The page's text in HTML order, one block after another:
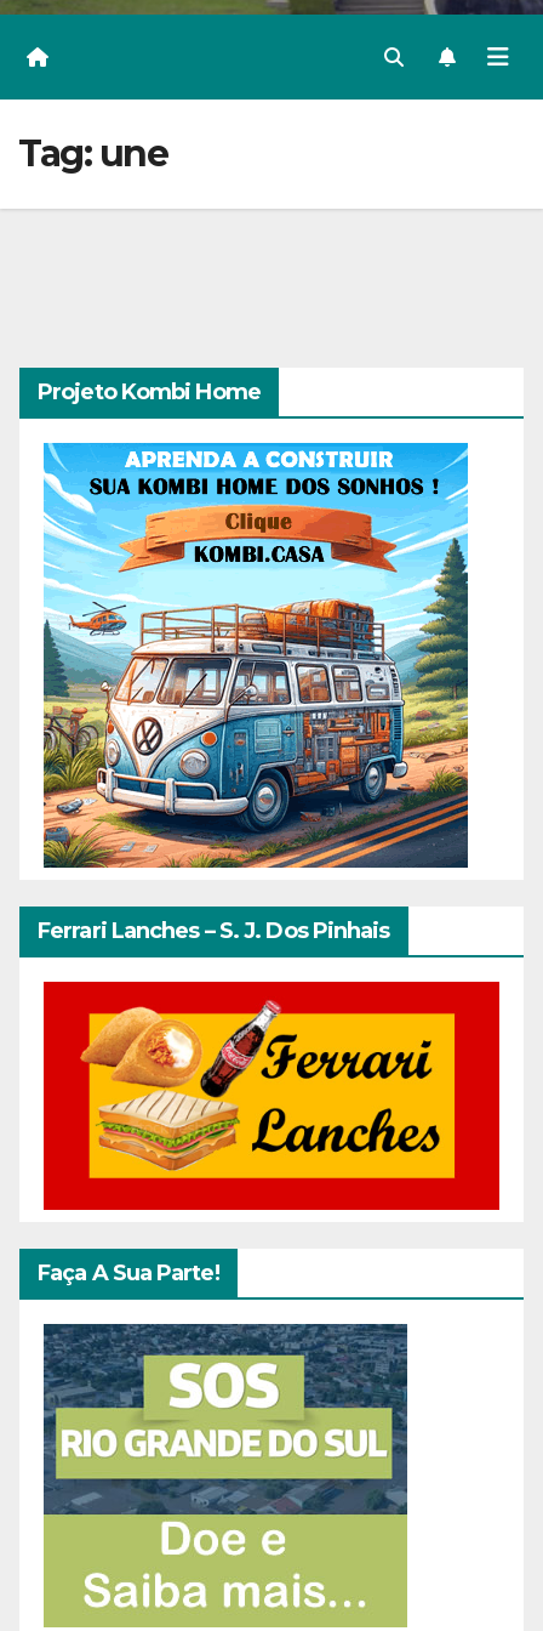
Tag: une
Projeto Kombi Home
Ferrari Lanches – S. J. Dos Pinhais
Faça A Sua Parte!